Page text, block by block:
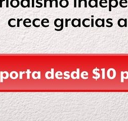
de pantalla